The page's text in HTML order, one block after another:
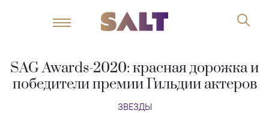
SAG Awards-2020: красная дорожка и
победители премии Гильдии актеров
ЗВЕЗДЫ